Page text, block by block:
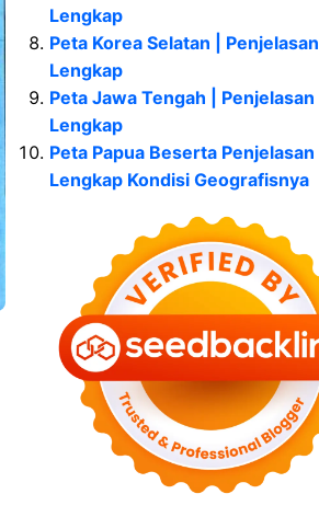
Lengkap
Peta Korea Selatan | Penjelasan
Lengkap
Peta Jawa Tengah | Penjelasan
Lengkap
Peta Papua Beserta Penjelasan
Lengkap Kondisi Geografisnya